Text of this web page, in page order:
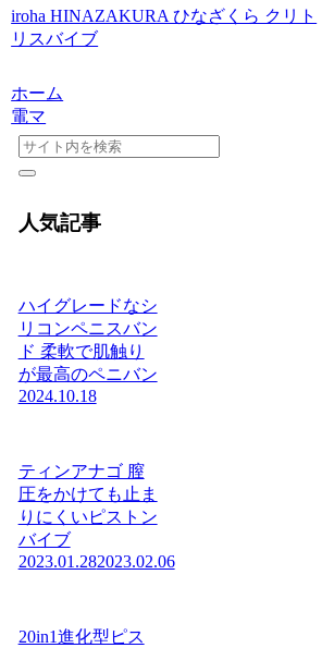
iroha HINAZAKURA ひなざくら クリト
リスバイブ
ホーム
電マ
人気記事
ハイグレードなシ
リコンペニスバン
ド 柔軟で肌触り
が最高のペニバン
2024.10.18
ティンアナゴ 膣
圧をかけても止ま
りにくいピストン
バイブ
2023.01.282023.02.06
20in1進化型ピス